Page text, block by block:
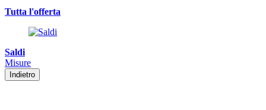
Tutta l'offerta
Saldi
Misure
Indietro